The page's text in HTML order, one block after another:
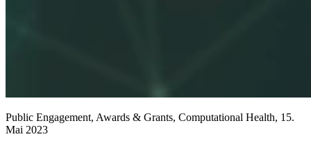
Public Engagement, Awards & Grants, Computational Health, 15.
Mai 2023